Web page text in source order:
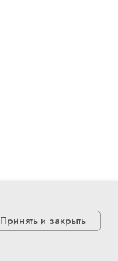
Принять и закрыть